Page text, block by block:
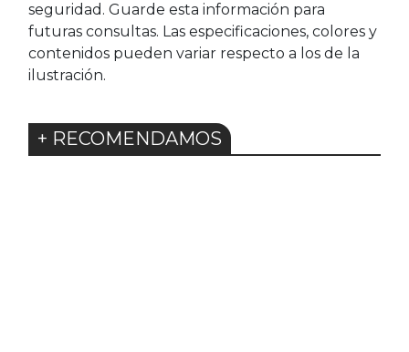
seguridad. Guarde esta información para
futuras consultas. Las especificaciones, colores y
contenidos pueden variar respecto a los de la
ilustración.
+ RECOMENDAMOS